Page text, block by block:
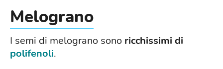
Melograno
I semi di melograno sono ricchissimi di
polifenoli.